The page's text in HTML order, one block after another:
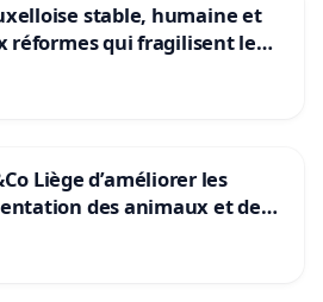
stable, humaine et
réformes qui fragilisent le
Liège d’améliorer les
des animaux et de
d’animaux en magasin